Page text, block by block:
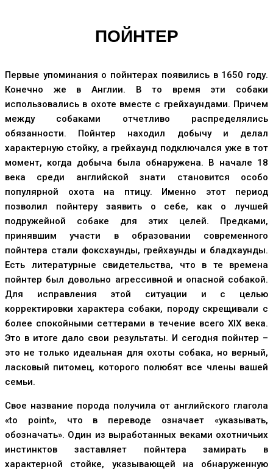
ПОЙНТЕР
Первые упоминания о пойнтерах появились в 1650 году.
Конечно же в Англии. В то время эти собаки
использовались в охоте вместе с грейхаундами. Причем
между собаками отчетливо распределялись
обязанности. Пойнтер находил добычу и делал
характерную стойку, а грейхаунд подключался уже в тот
момент, когда добыча была обнаружена. В начале 18
века среди английской знати становится особо
популярной охота на птицу. Именно этот период
позволил пойнтеру заявить о себе, как о лучшей
подружейной собаке для этих целей. Предками,
принявшим участи в образовании современного
пойнтера стали фоксхаунды, грейхаунды и бладхаунды.
Есть литературные свидетельства, что в те времена
пойнтер был довольно агрессивной и опасной собакой.
Для исправления этой ситуации и с целью
корректировки характера собаки, породу скрещивали с
более спокойными сеттерами в течение всего XIX века.
Это в итоге дало свои результаты. И сегодня пойнтер –
это не только идеальная для охоты собака, но верный,
ласковый питомец, которого полюбят все члены вашей
семьи.
Свое название порода получила от английского глагола
«to point», что в переводе означает «указывать,
обозначать». Один из выработанных веками охотничьих
инстинктов заставляет пойнтера замирать в
характерной стойке, указывающей на обнаруженную